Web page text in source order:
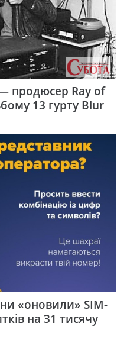
продюсер Ray of
13 гурту Blur
«оновили» SIM-
на 31 тисячу